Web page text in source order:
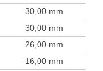
30,00 mm
30,00 mm
26,00 mm
16,00 mm